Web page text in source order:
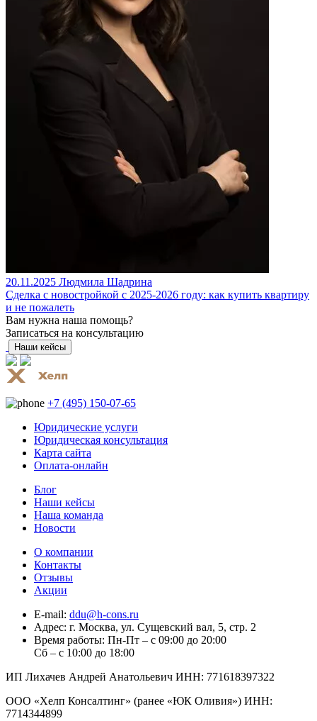
20.11.2025 Людмила Шадрина
Сделка с новостройкой с 2025-2026 году: как купить квартиру
и не пожалеть
Вам нужна наша помощь?
Записаться на консультацию
Наши кейсы
+7 (495) 150-07-65
Юридические услуги
Юридическая консультация
Карта сайта
Оплата-онлайн
Блог
Наши кейсы
Наша команда
Новости
О компании
Контакты
Отзывы
Акции
E-mail: ddu@h-cons.ru
Адрес: г. Москва, ул. Сущевский вал, 5, стр. 2
Время работы: Пн-Пт – с 09:00 до 20:00
Сб – с 10:00 до 18:00
ИП Лихачев Андрей Анатольевич ИНН: 771618397322
ООО «Хелп Консалтинг» (ранее «ЮК Оливия») ИНН:
7714344899